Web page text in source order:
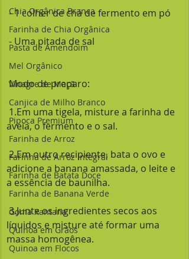
Chia Orgânica Branca
Farinha de Chia Orgânica
Pasta de Amendoim
Mel Orgânico
Vinagre de Maçã
Canjica de Milho Branco
Pipoca Premium
Farinha de Arroz
Farinha de Arroz Integral
Farinha de Batata Doce
Farinha de Banana Verde
Goma Xantana
Quinoa em Grãos
Quinoa em Flocos
- 1 colher de chá de fermento em pó
- Uma pitada de sal
Modo de preparo:
aveia, o fermento e o sal.
adicione a banana amassada, o leite e
a essência de baunilha.
líquidos e misture até formar uma
massa homogênea.